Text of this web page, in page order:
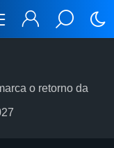
o retorno da